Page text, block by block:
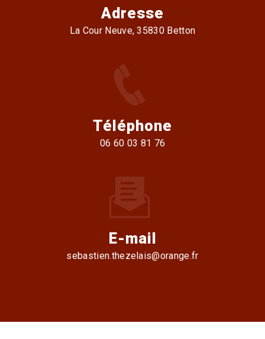
Adresse
La Cour Neuve, 35830 Betton
Téléphone
06 60 03 81 76
E-mail
sebastien.thezelais@orange.fr